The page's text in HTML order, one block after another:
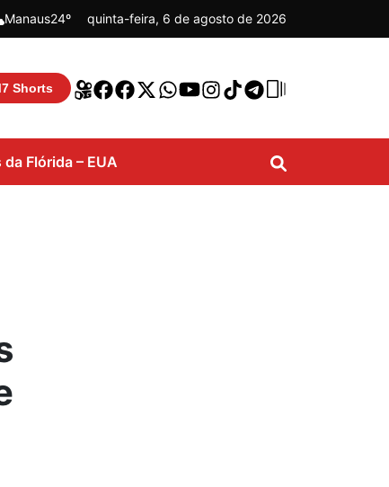
Manaus24º quinta-feira, 6 de agosto de 2026
Shorts
Flórida – EUA